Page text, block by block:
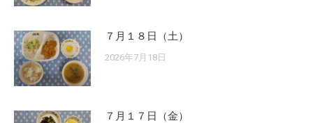
７月１８日（土）
2026年7月18日
７月１７日（金）